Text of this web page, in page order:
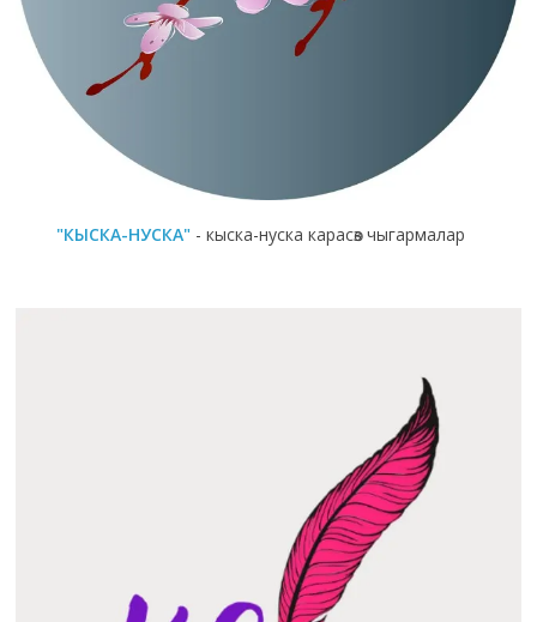
"КЫСКА-НУСКА" - кыска-нуска карасөз чыгармалар